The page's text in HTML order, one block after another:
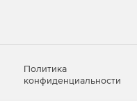
Политика
конфиденциальности